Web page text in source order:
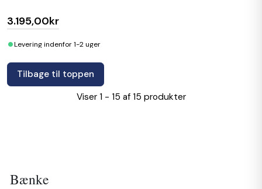
3.195,00kr
•Levering indenfor 1-2 uger
Tilbage til toppen
Viser 1 - 15 af 15 produkter
Bænke